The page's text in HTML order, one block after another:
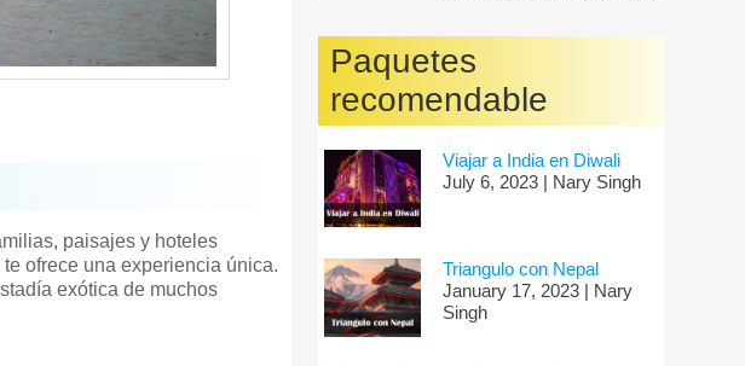
paisajes y hoteles
ofrece una experiencia única.
exótica de muchos
Paquetes
recomendable
Viajar a India en Diwali
July 6, 2023 | Nary Singh
Triangulo con Nepal
January 17, 2023 | Nary
Singh